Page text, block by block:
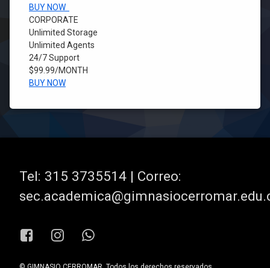
BUY NOW
CORPORATE
Unlimited Storage
Unlimited Agents
24/7 Support
$99.99/MONTH
BUY NOW
Tel: 315 3735514 | Correo:
Facebook
InstagramWhatsApp